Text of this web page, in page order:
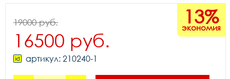
13%
экономия
19000 руб.
16500 руб.
артикул: 210240-1